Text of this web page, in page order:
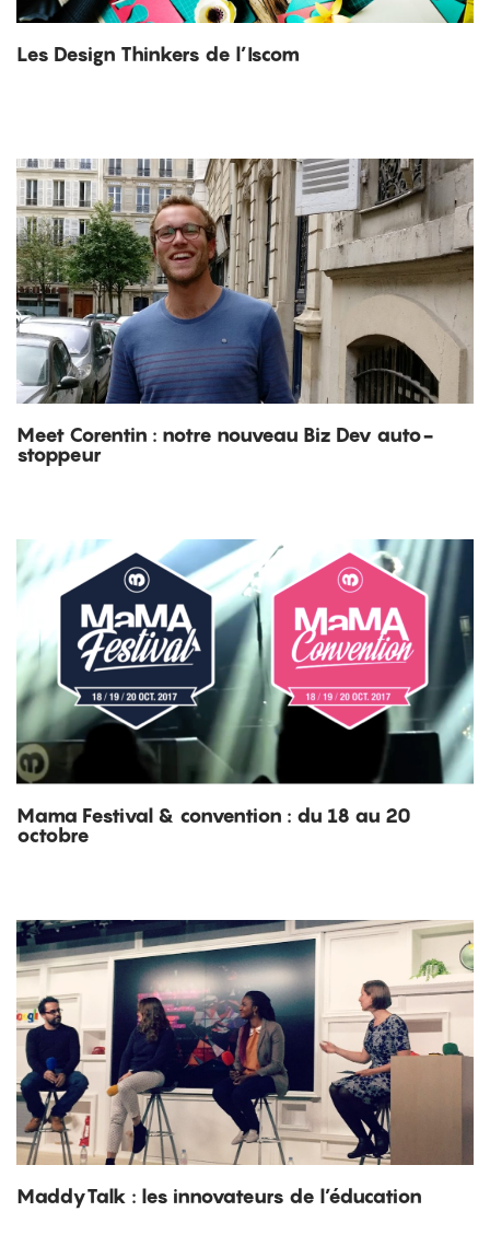
Les Design Thinkers de l’Iscom
Meet Corentin : notre nouveau Biz Dev auto-
stoppeur
Mama Festival & convention : du 18 au 20
octobre
MaddyTalk : les innovateurs de l’éducation